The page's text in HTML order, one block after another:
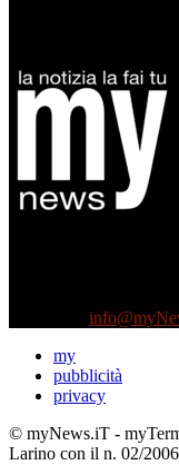
my
pubblicità
privacy
© myNews.iT -
Larino con il n. 02/